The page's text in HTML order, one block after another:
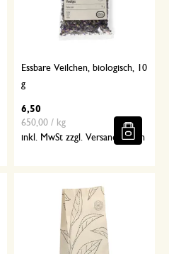
Essbare Veilchen, biologisch, 10
g
6,50
650,00 / kg
inkl. MwSt zzgl. Versandkosten